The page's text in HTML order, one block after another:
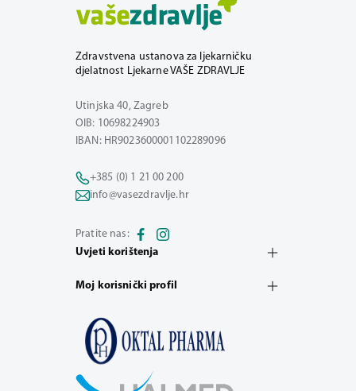
Zdravstvena ustanova za ljekarničku
djelatnost Ljekarne VAŠE ZDRAVLJE
Utinjska 40, Zagreb
OIB: 10698224903
IBAN: HR9023600001102289096
+385 (0) 1 21 00 200
info@vasezdravlje.hr
Pratite nas:
Uvjeti korištenja
Moj korisnički profil